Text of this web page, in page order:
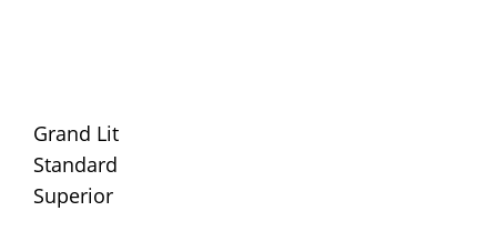
Grand Lit
Standard
Superior